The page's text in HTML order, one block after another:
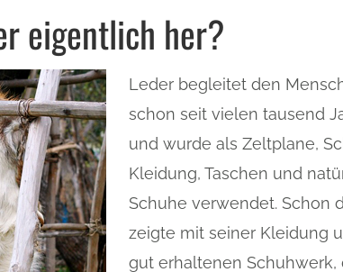
eigentlich her?
Leder begleitet den
schon seit vielen tausend
und wurde als Zeltplane,
Kleidung, Taschen und
Schuhe verwendet. Schon
zeigte mit seiner Kleidung
gut erhaltenen Schuhwerk,